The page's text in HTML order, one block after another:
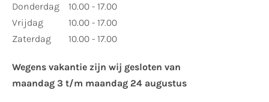
Donderdag
Vrijdag
Zaterdag
10.00 - 17.00
10.00 - 17.00
10.00 - 17.00
Wegens vakantie zijn wij gesloten van ​
maandag 3 t/m maandag 24 augustus